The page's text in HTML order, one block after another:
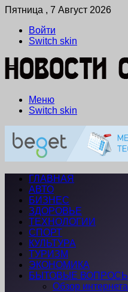
Пятница , 7 Август 2026
Войти
Switch skin
Меню
Switch skin
ГЛАВНАЯ
АВТО
БИЗНЕС
ЗДОРОВЬЕ
ТЕХНОЛОГИИ
СПОРТ
КУЛЬТУРА
ТУРИЗМ
ЭКОНОМИКА
БЫТОВЫЕ ВОПРОСЫ
Обзор интернета